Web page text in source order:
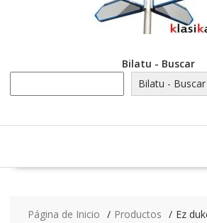
Bilatu - Buscar
Bilatu - Buscar
Página de Inicio Productos Ez